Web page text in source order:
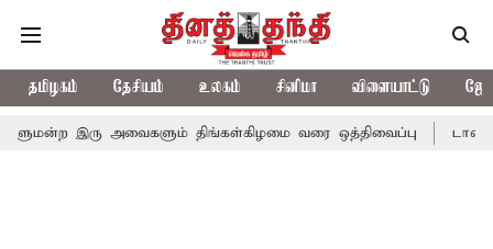
தமிழகம் தேசியம் உலகம் சினிமா விளையாட்டு
அவைகளும் திங்கள்கிழமை வரை ஒத்திவைப்பு டாஸ்மாக்